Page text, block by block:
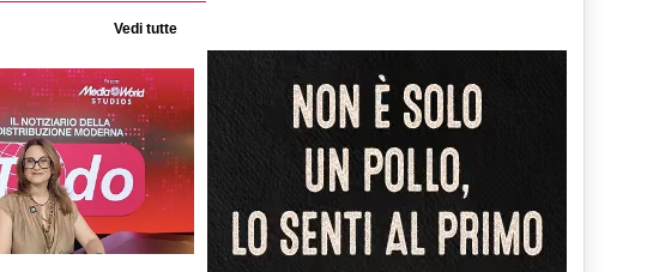
Vedi tutte